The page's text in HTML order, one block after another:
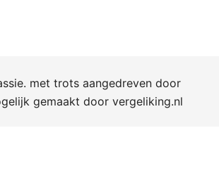
met trots aangedreven door
gemaakt door vergeliking.nl